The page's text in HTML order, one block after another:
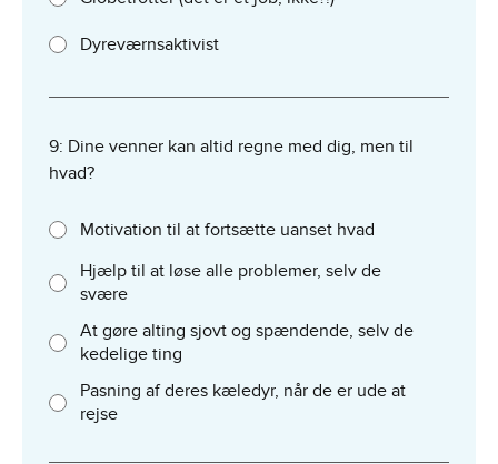
Dyreværnsaktivist
9: Dine venner kan altid regne med dig, men til
hvad?
Motivation til at fortsætte uanset hvad
Hjælp til at løse alle problemer, selv de
svære
At gøre alting sjovt og spændende, selv de
kedelige ting
Pasning af deres kæledyr, når de er ude at
rejse